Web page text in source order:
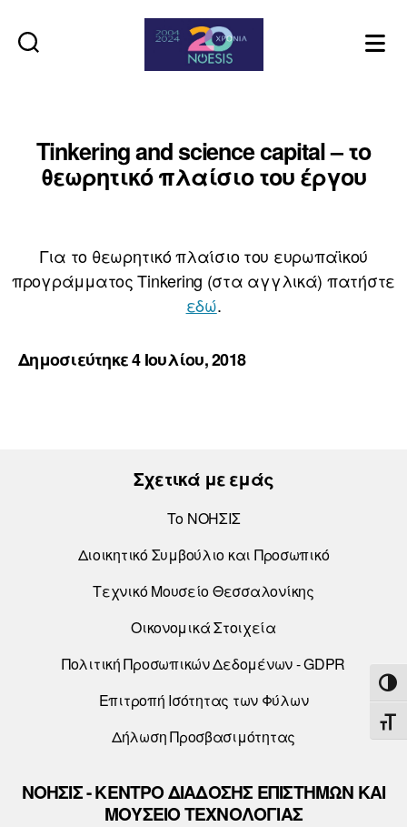
Tinkering and science capital – το
θεωρητικό πλαίσιο του έργου
Για το θεωρητικό πλαίσιο του ευρωπαϊκού
προγράμματος Tinkering (στα αγγλικά) πατήστε
εδώ.
Δημοσιεύτηκε 4 Ιουλίου, 2018
Σχετικά με εμάς
Το ΝΟΗΣΙΣ
Διοικητικό Συμβούλιο και Προσωπικό
Τεχνικό Μουσείο Θεσσαλονίκης
Οικονομικά Στοιχεία
Πολιτική Προσωπικών Δεδομένων - GDPR
Επιτροπή Ισότητας των Φύλων
Δήλωση Προσβασιμότητας
ΝΟΗΣΙΣ - ΚΕΝΤΡΟ ΔΙΑΔΟΣΗΣ ΕΠΙΣΤΗΜΩΝ ΚΑΙ
ΜΟΥΣΕΙΟ ΤΕΧΝΟΛΟΓΙΑΣ